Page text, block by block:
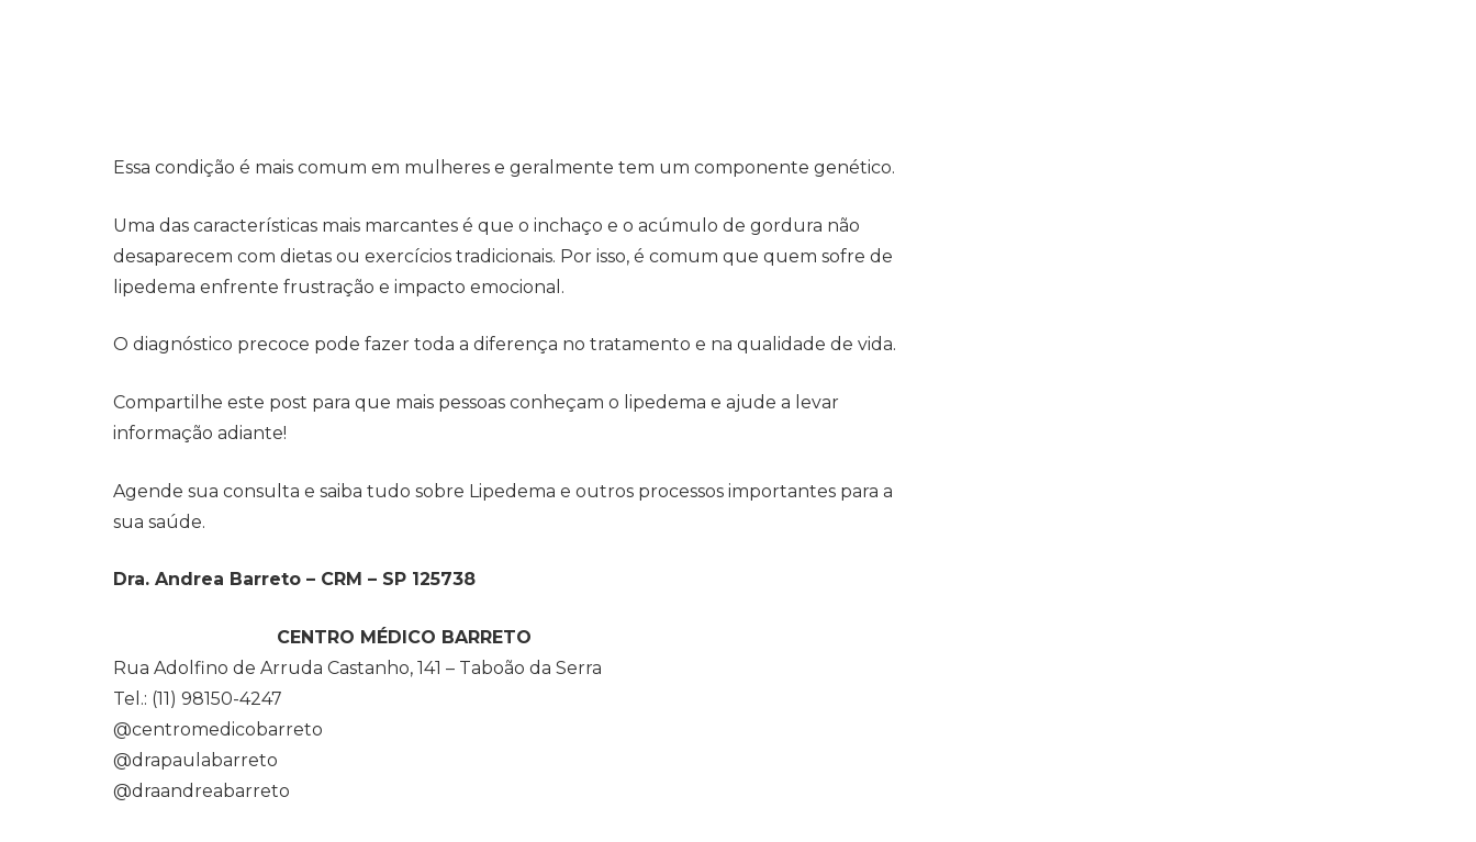
Essa condição é mais comum em mulheres e geralmente tem um componente genético.
Uma das características mais marcantes é que o inchaço e o acúmulo de gordura não
desaparecem com dietas ou exercícios tradicionais. Por isso, é comum que quem sofre de
lipedema enfrente frustração e impacto emocional.
O diagnóstico precoce pode fazer toda a diferença no tratamento e na qualidade de vida.
Compartilhe este post para que mais pessoas conheçam o lipedema e ajude a levar
informação adiante!
Agende sua consulta e saiba tudo sobre Lipedema e outros processos importantes para a
sua saúde.
Dra. Andrea Barreto – CRM – SP 125738
CENTRO MÉDICO BARRETO
Rua Adolfino de Arruda Castanho, 141 – Taboão da Serra
Tel.: (11) 98150-4247
@centromedicobarreto
@drapaulabarreto
@draandreabarreto